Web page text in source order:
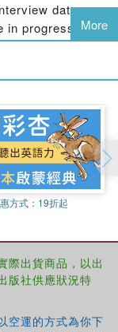
data, a
in progress is
complex view of
been presented.
English in
and
the linguistic
that one cannot
English without
English in Hong
Kong by
analysis of
and speaking
More
方式： 19折起
際出貨商品，以出
版社供應狀況特
空運的方式為你下